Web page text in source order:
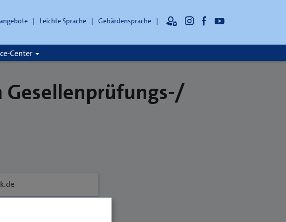
Leichte Sprache
Gebärdensprache
Center